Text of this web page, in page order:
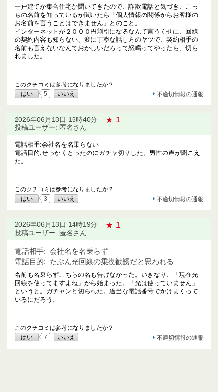
一戸建てか集合住宅か聞いてきたので、詐欺電話と気づき、こっ
ちの名前を知っているか聞いたら「個人情報の関係からお客様の
お名前を言うことはできません」とのこと。
インターネットが２０００円割引になるなんて言うくせに、回線
の契約内容も知らない、変に丁寧な話し方のヤツで、契約相手の
名前も言えないなんておかしいだろって怒鳴ってやったら、切ら
れました。
このクチコミは参考になりましたか？
はい
5 いいえ 不適切情報の通報
2026年06月13日 16時40分 ★ 1
投稿ユーザー: 匿名さん
電話相手:会社名を名乗らない
電話目的:せっかくとったのにガチャ切りした。男性の声が聞こえ
た。
このクチコミは参考になりましたか？
はい
3 いいえ 不適切情報の通報
2026年06月13日 14時19分 ★ 1
投稿ユーザー: 匿名さん
電話相手: 会社名を名乗らず
電話目的: たぶん光回線の乗換勧誘だと思われる
名前も名乗らずこちらの名も告げなかった。いきなり、「現在光
回線を使ってますよね」から始まった。「光は使っていません」
というと。ガチャンと切られた。適当な電話番号でかけまくって
いるにだろう。
このクチコミは参考になりましたか？
はい
7 いいえ 不適切情報の通報